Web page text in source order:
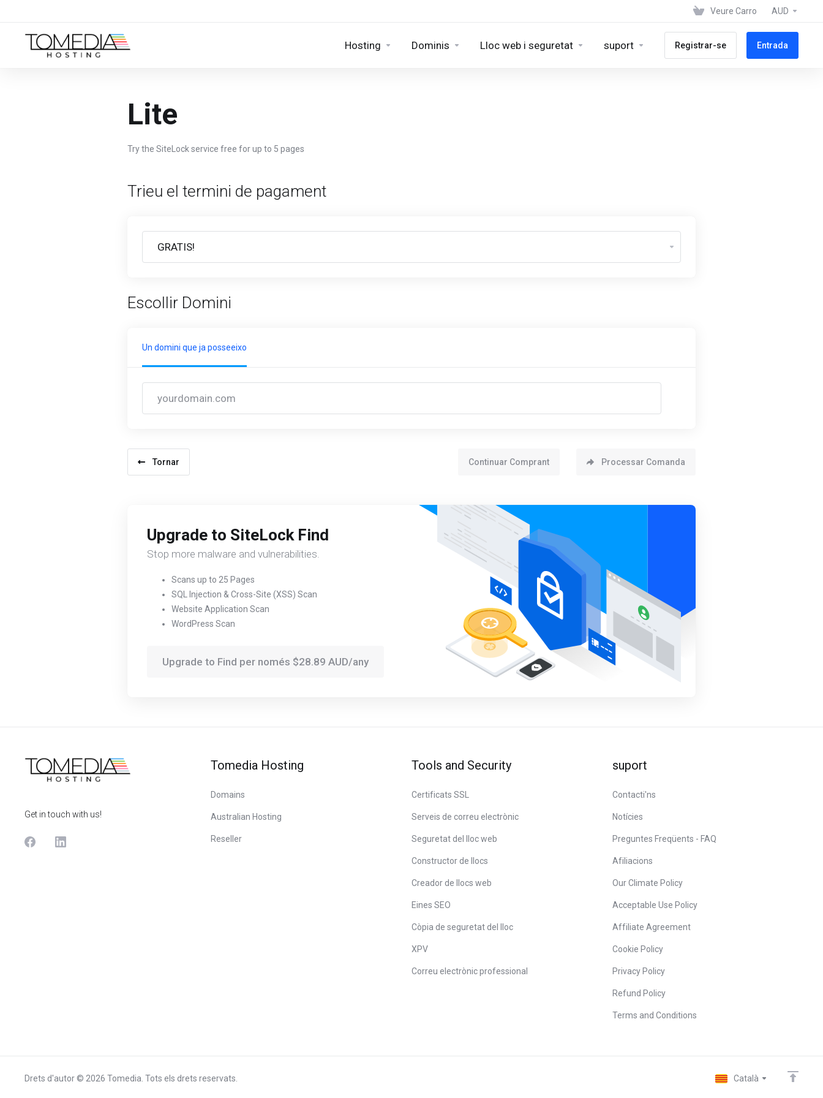
Veure Carro AUD
Hosting Dominis Lloc web i seguretat suport Registrar-se Entrada
Lite
Try the SiteLock service free for up to 5 pages
Trieu el termini de pagament
Escollir Domini
Un domini que ja posseeixo
Tornar Continuar Comprant Processar Comanda
Upgrade to SiteLock Find
Stop more malware and vulnerabilities.
Scans up to 25 Pages
SQL Injection & Cross-Site (XSS) Scan
Website Application Scan
WordPress Scan
Upgrade to Find per només $28.89 AUD/any
Get in touch with us!
Tomedia Hosting
Domains
Australian Hosting
Reseller
Tools and Security
Certificats SSL
Serveis de correu electrònic
Seguretat del lloc web
Constructor de llocs
Creador de llocs web
Eines SEO
Còpia de seguretat del lloc
XPV
Correu electrònic professional
suport
Contacti'ns
Notícies
Preguntes Freqüents - FAQ
Afiliacions
Our Climate Policy
Acceptable Use Policy
Affiliate Agreement
Cookie Policy
Privacy Policy
Refund Policy
Terms and Conditions
Drets d'autor © 2026 Tomedia. Tots els drets reservats. Català